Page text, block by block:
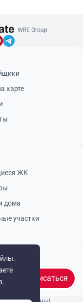
WRE Group
Подписаться
карте
ЖК
дома
участки